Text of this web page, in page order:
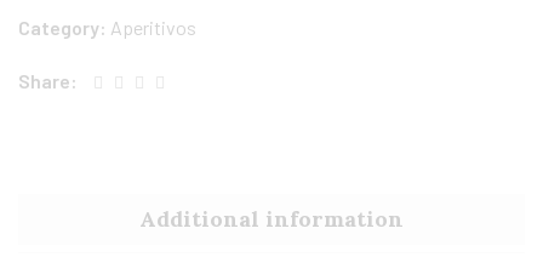
Category: Aperitivos
Share:
Additional information